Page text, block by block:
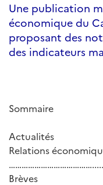
Une publication
économique du
proposant des
des indicateurs
Sommaire
Actualités
Relations
Brèves